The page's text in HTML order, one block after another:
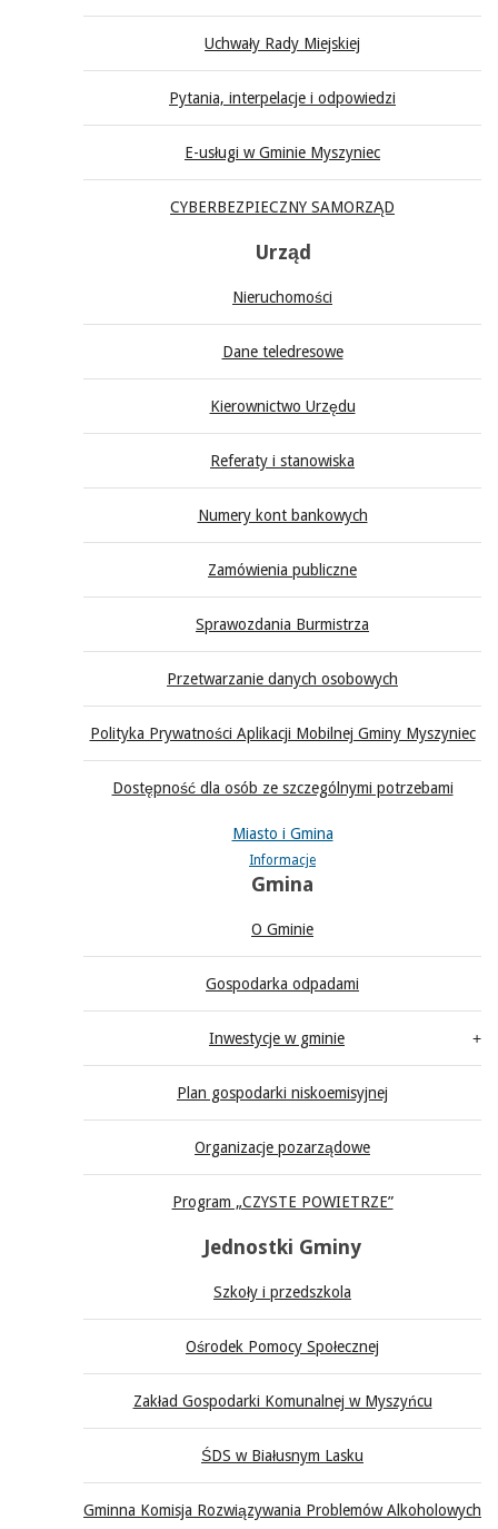
Uchwały Rady Miejskiej
Pytania, interpelacje i odpowiedzi
E-usługi w Gminie Myszyniec
CYBERBEZPIECZNY SAMORZĄD
Urząd
Nieruchomości
Dane teledresowe
Kierownictwo Urzędu
Referaty i stanowiska
Numery kont bankowych
Zamówienia publiczne
Sprawozdania Burmistrza
Przetwarzanie danych osobowych
Polityka Prywatności Aplikacji Mobilnej Gminy Myszyniec
Dostępność dla osób ze szczególnymi potrzebami
Miasto i Gmina
Informacje
Gmina
O Gminie
Gospodarka odpadami
Inwestycje w gminie
Plan gospodarki niskoemisyjnej
Organizacje pozarządowe
Program „CZYSTE POWIETRZE”
Jednostki Gminy
Szkoły i przedszkola
Ośrodek Pomocy Społecznej
Zakład Gospodarki Komunalnej w Myszyńcu
ŚDS w Białusnym Lasku
Gminna Komisja Rozwiązywania Problemów Alkoholowych